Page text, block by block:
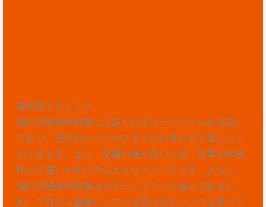
選択肢とチャンス
湯の川温泉停留場には多くのギタースクールが点在し
ており、自分のレベルやスタイルに合わせて選ぶこと
ができます。また、交通の便が良いため、仕事や学校
帰りに通いやすいのも大きなメリットです。さらに、
湯の川温泉停留場はギターレッスンも盛んであるた
め、プロから直接レッスンを受けるチャンスも多いで